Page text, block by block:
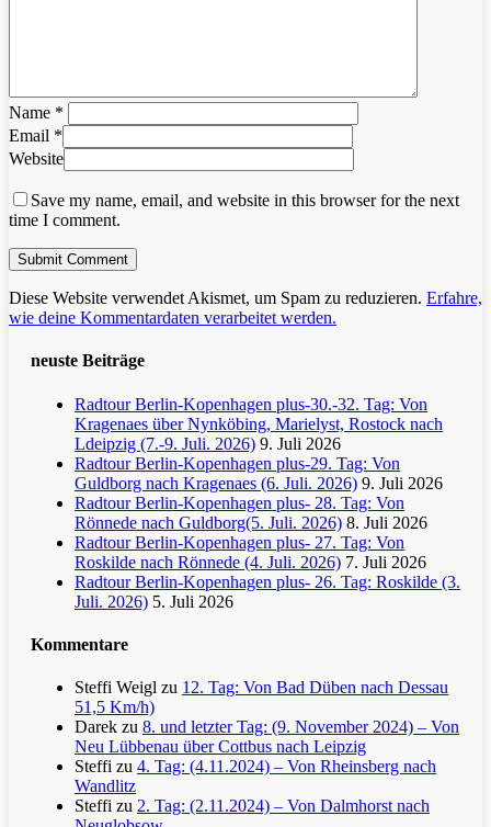
Name *
Email *
Website
Save my name, email, and website in this browser for the next
time I comment.
Diese Website verwendet Akismet, um Spam zu reduzieren. Erfahre,
wie deine Kommentardaten verarbeitet werden.
neuste Beiträge
Radtour Berlin-Kopenhagen plus-30.-32. Tag: Von
Kragenaes über Nynköbing, Marielyst, Rostock nach
Ldeipzig (7.-9. Juli. 2026) 9. Juli 2026
Radtour Berlin-Kopenhagen plus-29. Tag: Von
Guldborg nach Kragenaes (6. Juli. 2026) 9. Juli 2026
Radtour Berlin-Kopenhagen plus- 28. Tag: Von
Rönnede nach Guldborg(5. Juli. 2026) 8. Juli 2026
Radtour Berlin-Kopenhagen plus- 27. Tag: Von
Roskilde nach Rönnede (4. Juli. 2026) 7. Juli 2026
Radtour Berlin-Kopenhagen plus- 26. Tag: Roskilde (3.
Juli. 2026) 5. Juli 2026
Kommentare
Steffi Weigl zu 12. Tag: Von Bad Düben nach Dessau
51,5 Km/h)
Darek zu 8. und letzter Tag: (9. November 2024) – Von
Neu Lübbenau über Cottbus nach Leipzig
Steffi zu 4. Tag: (4.11.2024) – Von Rheinsberg nach
Wandlitz
Steffi zu 2. Tag: (2.11.2024) – Von Dalmhorst nach